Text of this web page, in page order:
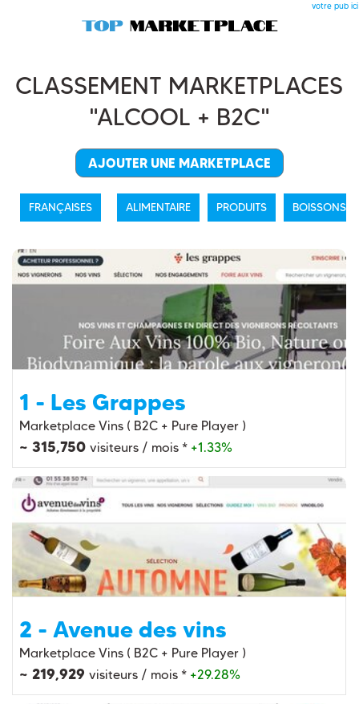
votre pub ici
CLASSEMENT MARKETPLACES
"ALCOOL + B2C"
AJOUTER UNE MARKETPLACE
FRANÇAISES ALIMENTAIRE PRODUITS BOISSONS
1 - Les Grappes
Marketplace Vins ( B2C + Pure Player )
~ 315,750 visiteurs / mois * +1.33%
2 - Avenue des vins
Marketplace Vins ( B2C + Pure Player )
~ 219,929 visiteurs / mois * +29.28%